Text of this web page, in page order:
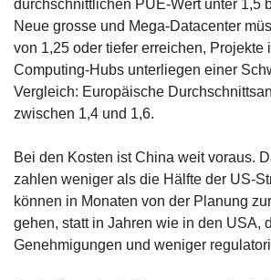
durchschnittlichen PUE-Wert unter 1,5
Neue grosse und Mega-Datacenter
von 1,25 oder tiefer erreichen, Projekte
Computing-Hubs unterliegen einer
Vergleich: Europäische
zwischen 1,4 und 1,6.
Bei den Kosten ist China weit voraus.
zahlen weniger als die Hälfte der US-
können in Monaten von der Planung
gehen, statt in Jahren wie in den USA,
Genehmigungen und weniger